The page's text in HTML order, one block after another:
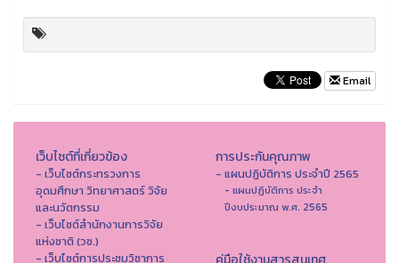
Email
เว็บไซต์ที่เกี่ยวข้อง
- เว็บไซต์กระทรวงการ
อุดมศึกษา วิทยาศาสตร์ วิจัย
และนวัตกรรม
- เว็บไซต์สำนักงานการวิจัย
แห่งชาติ (วช.)
- เว็บไซต์การประชุมวิชาการ
การประกันคุณภาพ
- แผนปฏิบัติการ ประจำปี 2565
- แผนปฏิบัติการ ประจำ
ปีงบประมาณ พ.ศ. 2565